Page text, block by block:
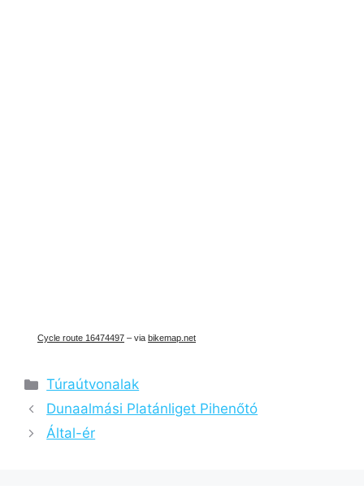
Cycle route 16474497 – via bikemap.net
Kategória
Túraútvonalak
Dunaalmási Platánliget Pihenőtó
Által-ér